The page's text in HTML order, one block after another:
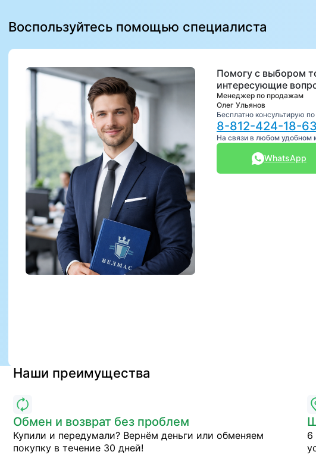
Воспользуйтесь помощью специалиста
Помогу с выбором
интересующие
Менеджер по продажам
Олег Ульянов
Бесплатно консультирую
8-812-424-18-63
На связи в любом удобном
WhatsApp
Наши преимущества
Обмен и возврат без проблем
Купили и передумали? Вернём деньги или обменяем
покупку в течение 30 дней!
6